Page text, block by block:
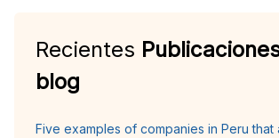
Recientes
blog
Five examples of companies in Peru